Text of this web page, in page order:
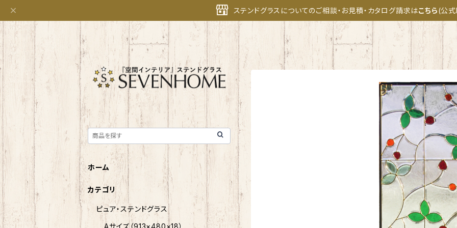
ステンドグラスについてのご相談・お見積・カタログ請求はこちら(公
ホーム
カテゴリ
ピュア・ステンドグラス